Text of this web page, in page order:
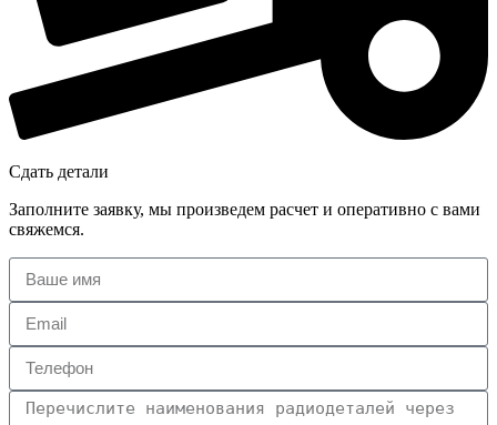
Сдать детали
Заполните заявку, мы произведем расчет и оперативно с вами
свяжемся.